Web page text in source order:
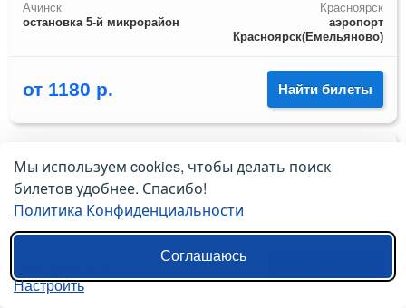
Ачинск
остановка 5-й микрорайон
Красноярск
аэропорт
Красноярск(Емельяново)
от 1180 р. Найти билеты
17:16
Ачинск
Ачинск, 5 мкр, 41
20:15
2ч 59мин
Мы используем cookies, чтобы делать поиск
билетов удобнее. Спасибо!
Политика Конфиденциальности
Соглашаюсь
Настроить